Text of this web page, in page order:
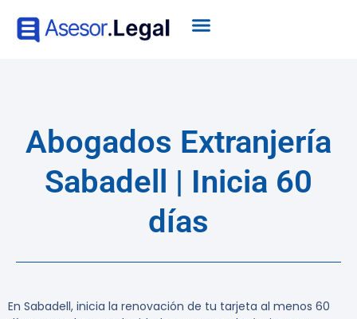
Abogados Extranjería
Sabadell | Inicia 60
días
En Sabadell, inicia la renovación de tu tarjeta al menos 60